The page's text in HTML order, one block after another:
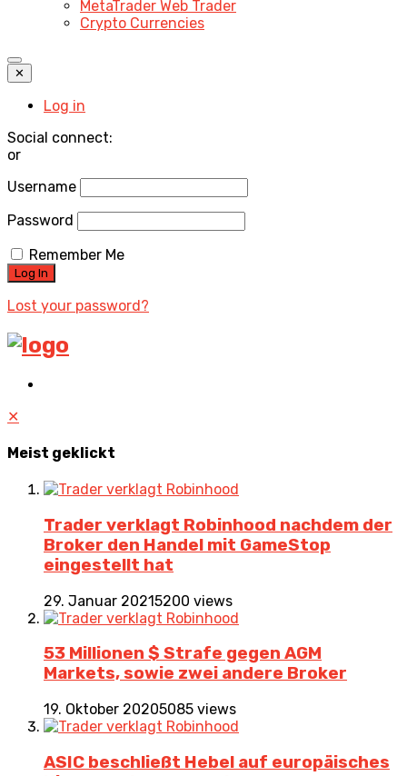
MetaTrader Web Trader
Crypto Currencies
✕
Log in
Social connect:
or
Username
Password
Remember Me
Lost your password?
✕
Meist geklickt
Trader verklagt Robinhood nachdem der
Broker den Handel mit GameStop
eingestellt hat
29. Januar 20215200 views
53 Millionen $ Strafe gegen AGM
Markets, sowie zwei andere Broker
19. Oktober 20205085 views
ASIC beschließt Hebel auf europäisches